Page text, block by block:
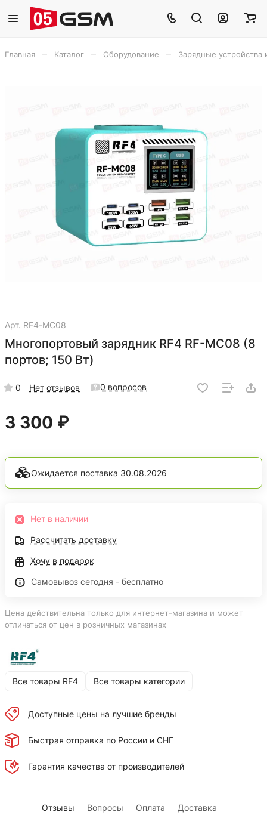
Главная Каталог Оборудование Зарядные устройства
Арт. RF4-MC08
Многопортовый зарядник RF4 RF-MC08 (8
портов; 150 Вт)
0 Нет отзывов 0 вопросов
3 300 ₽
Ожидается поставка 30.08.2026
Нет в наличии
Рассчитать доставку
Хочу в подарок
Самовывоз сегодня - бесплатно
Цена действительна только для интернет-магазина и может
отличаться от цен в розничных магазинах
Все товары RF4 Все товары категории
Доступные цены на лучшие бренды
Быстрая отправка по России и СНГ
Гарантия качества от производителей
Отзывы Вопросы Оплата Доставка